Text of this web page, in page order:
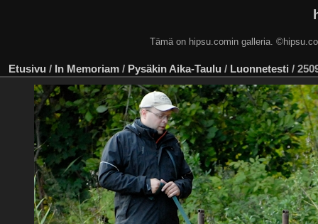
Tämä on hipsu.comin galleria.
Etusivu / In Memoriam / Pysäkin Aika-Taulu / Luonnetesti /